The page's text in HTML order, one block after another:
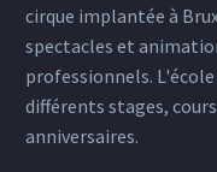
cirque implantée à
spectacles et
professionnels.
différents stages,
anniversaires.